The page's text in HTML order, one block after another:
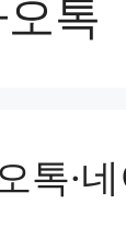
톡
톡·